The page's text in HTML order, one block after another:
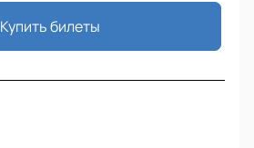
Купить билеты